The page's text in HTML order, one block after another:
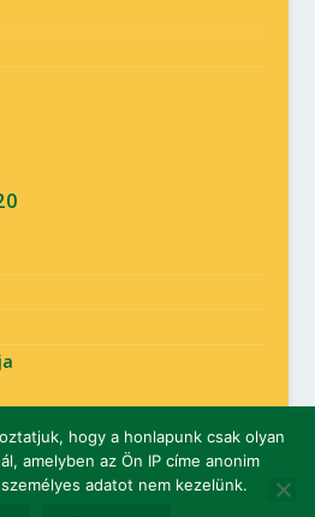
| Üzemeltető:WordPress
hogy a honlapunk csak olyan
amelyben az Ön IP címe anonim
adatot nem kezelünk.